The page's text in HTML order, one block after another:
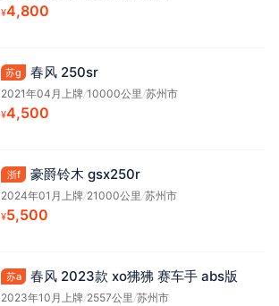
¥4,800
苏g 春风 250sr
2021年04月上牌/10000公里 /苏州市
¥4,500
浙f 豪爵铃木 gsx250r
2024年01月上牌/21000公里 /苏州市
¥5,500
苏a 春风 2023款 xo狒狒 赛车手 abs版
2023年10月上牌/2557公里 /苏州市